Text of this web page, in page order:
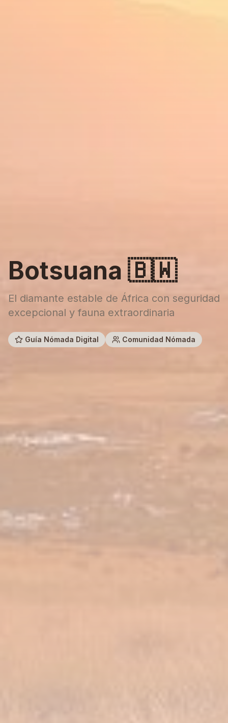
Botsuana 🇧🇼
El diamante estable de África con seguridad
excepcional y fauna extraordinaria
Guía Nómada Digital Comunidad Nómada